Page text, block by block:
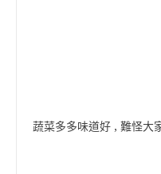
蔬菜多多味道好 , 難怪大